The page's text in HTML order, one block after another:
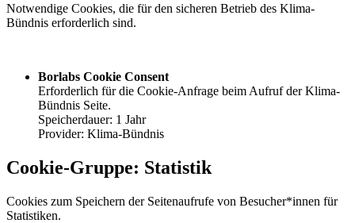
Notwendige Cookies, die für den sicheren Betrieb des Klima-
Bündnis erforderlich sind.
Borlabs Cookie Consent
Erforderlich für die Cookie-Anfrage beim Aufruf der Klima-
Bündnis Seite.
Speicherdauer: 1 Jahr
Provider: Klima-Bündnis
Cookie-Gruppe: Statistik
Cookies zum Speichern der Seitenaufrufe von Besucher*innen für
Statistiken.